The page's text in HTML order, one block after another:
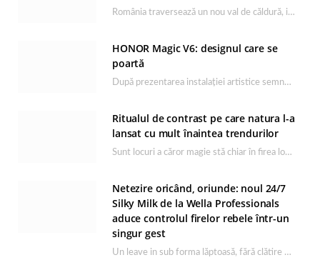
România traversează un nou val de căldură, iar rutina de îngrijire capătă un rol esențial…
HONOR Magic V6: designul care se
poartă
După prezentarea instalației artistice semnată de Catrinel Săbăciag în cadrul evenimentului de lansare HONOR Magic…
Ritualul de contrast pe care natura l-a
lansat cu mult înaintea trendurilor
Sunt locuri a căror magie stă chiar în firea lor naturală, iar Lacul Ursu din…
Netezire oricând, oriunde: noul 24/7
Silky Milk de la Wella Professionals
aduce controlul firelor rebele într-un
singur gest
Un leave in sub forma lăptoasă, fără clătire care completează rutina Ultimate Smooth și transformă…